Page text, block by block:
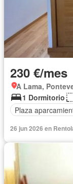
230 €/mes
A Lama,
1 Dormitorio
Plaza
26 jun 2026 en